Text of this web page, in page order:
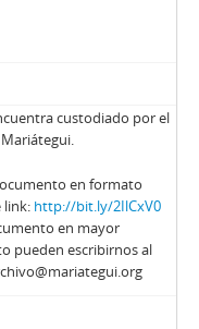
custodiado por el
en formato
link: http://bit.ly/2IlCxV0
en mayor
pueden escribirnos al